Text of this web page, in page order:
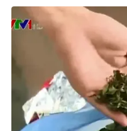
Pháp luật
Y tế
Thế giới